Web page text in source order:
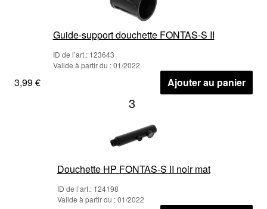
Guide-support douchette FONTAS-S II
ID de l’art.: 123643
Valide à partir du : 01/2022
3,99 € Ajouter au panier
3
Douchette HP FONTAS-S II noir mat
ID de l’art.: 124198
Valide à partir du : 01/2022